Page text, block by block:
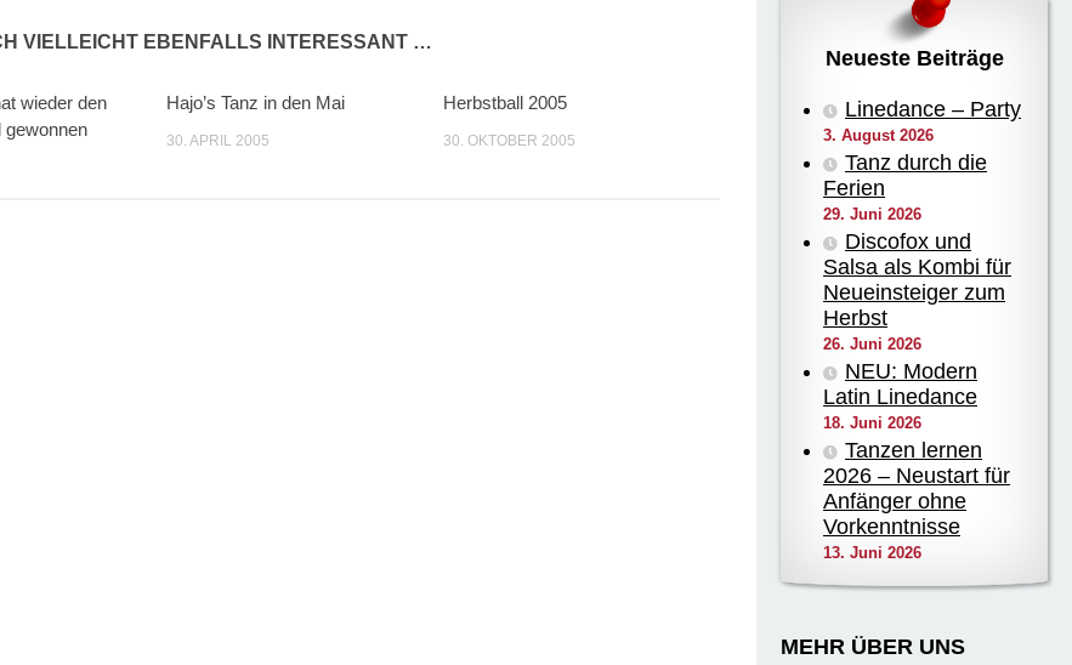
VIELLEICHT EBENFALLS INTERESSANT …
wieder den
gewonnen
Hajo’s Tanz in den Mai
30. APRIL 2005
Herbstball 2005
30. OKTOBER 2005
Neueste Beiträge
Linedance – Party
3. August 2026
Tanz durch die
Ferien
29. Juni 2026
Discofox und
Salsa als Kombi für
Neueinsteiger zum
Herbst
26. Juni 2026
NEU: Modern
Latin Linedance
18. Juni 2026
Tanzen lernen
2026 – Neustart für
Anfänger ohne
Vorkenntnisse
13. Juni 2026
MEHR ÜBER UNS